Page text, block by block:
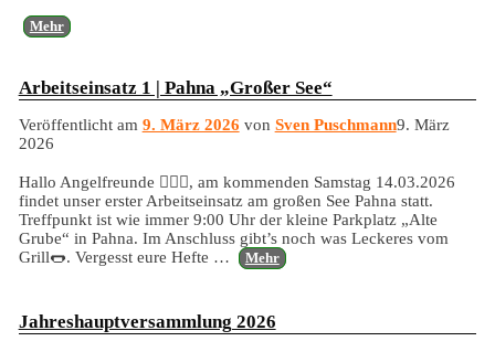
Mehr
Arbeitseinsatz 1 | Pahna „Großer See“
Veröffentlicht am 9. März 2026 von Sven Puschmann9. März
2026
Hallo Angelfreunde 🙋🏼‍♂️, am kommenden Samstag 14.03.2026
findet unser erster Arbeitseinsatz am großen See Pahna statt.
Treffpunkt ist wie immer 9:00 Uhr der kleine Parkplatz „Alte
Grube“ in Pahna. Im Anschluss gibt’s noch was Leckeres vom
Grill🌭. Vergesst eure Hefte … Mehr
Jahreshauptversammlung 2026